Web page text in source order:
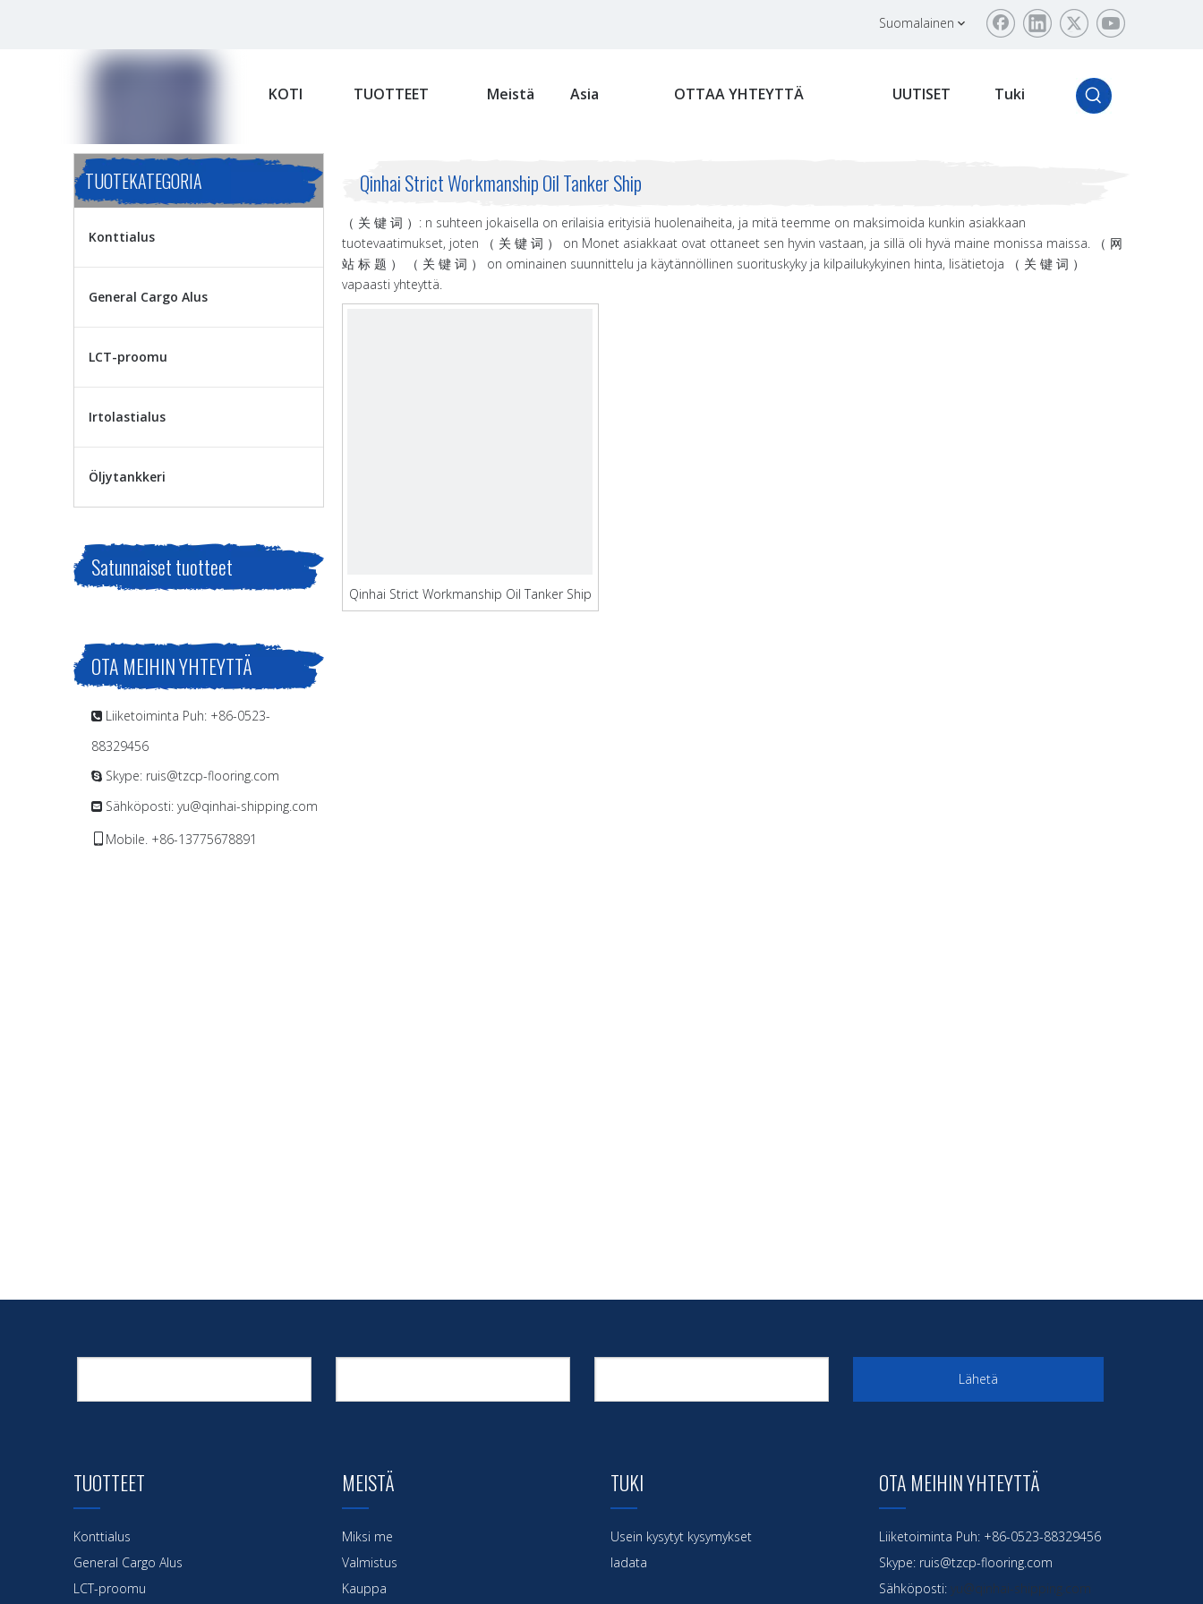
Suomalainen
KOTI TUOTTEET Meistä Asia OTTAA YHTEYTTÄ UUTISET Tuki
TUOTEKATEGORIA
Konttialus
General Cargo Alus
LCT-proomu
Irtolastialus
Öljytankkeri
Satunnaiset tuotteet
OTA MEIHIN YHTEYTTÄ
 Liiketoiminta Puh: +86-0523-
88329456
 Skype: ruis@tzcp-flooring.com
 Sähköposti: yu@qinhai-shipping.com
Mobile. +86-13775678891
Qinhai Strict Workmanship Oil Tanker Ship
（ 关 键 词 ）: n suhteen jokaisella on erilaisia ​​erityisiä huolenaiheita, ja mitä teemme on maksimoida kunkin asiakkaan
tuotevaatimukset, joten （ 关 键 词 ） on Monet asiakkaat ovat ottaneet sen hyvin vastaan, ja sillä oli hyvä maine monissa maissa. （ 网
站 标 题 ） （ 关 键 词 ） on ominainen suunnittelu ja käytännöllinen suorituskyky ja kilpailukykyinen hinta, lisätietoja （ 关 键 词 ）
vapaasti yhteyttä.
Qinhai Strict Workmanship Oil Tanker Ship
myytävänä
Lähetä
TUOTTEET
Konttialus
General Cargo Alus
LCT-proomu
MEISTÄ
Miksi me
Valmistus
Kauppa
TUKI
Usein kysytyt kysymykset
ladata
OTA MEIHIN YHTEYTTÄ
Liiketoiminta Puh: +86-0523-88329456
Skype: ruis@tzcp-flooring.com
Sähköposti: yu@qinhai-shipping.com